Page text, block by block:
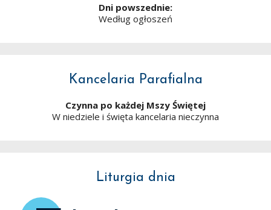
Dni powszednie:
Według ogłoszeń
Kancelaria Parafialna
Czynna po każdej Mszy Świętej
W niedziele i święta kancelaria nieczynna
Liturgia dnia